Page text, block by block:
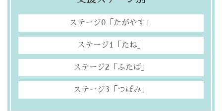
ステージ0「たがやす」
ステージ1「たね」
ステージ2「ふたば」
ステージ3「つぼみ」